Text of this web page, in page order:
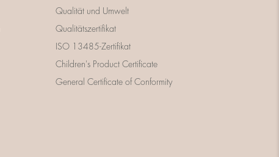
Qualität und Umwelt
Qualitätszertifikat
ISO 13485-Zertifikat
Children's Product Certificate
General Certificate of Conformity